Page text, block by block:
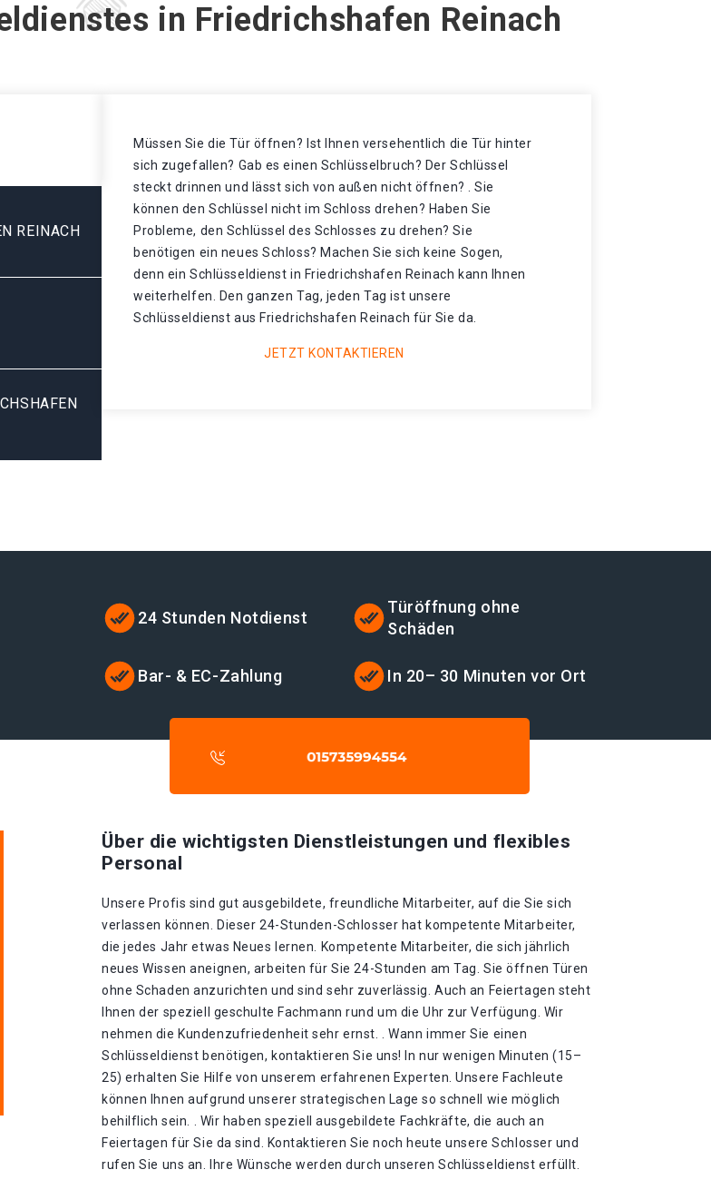
in Friedrichshafen Reinach
REINACH
Müssen Sie die Tür öffnen? Ist Ihnen versehentlich die Tür hinter
sich zugefallen? Gab es einen Schlüsselbruch? Der Schlüssel
steckt drinnen und lässt sich von außen nicht öffnen? . Sie
können den Schlüssel nicht im Schloss drehen? Haben Sie
Probleme, den Schlüssel des Schlosses zu drehen? Sie
benötigen ein neues Schloss? Machen Sie sich keine Sogen,
denn ein Schlüsseldienst in Friedrichshafen Reinach kann Ihnen
weiterhelfen. Den ganzen Tag, jeden Tag ist unsere
Schlüsseldienst aus Friedrichshafen Reinach für Sie da.
JETZT KONTAKTIEREN
24 Stunden Notdienst
Türöffnung ohne
Schäden
Bar- & EC-Zahlung In 20– 30 Minuten vor Ort
Über die wichtigsten Dienstleistungen und flexibles
Personal
Unsere Profis sind gut ausgebildete, freundliche Mitarbeiter, auf die Sie sich
verlassen können. Dieser 24-Stunden-Schlosser hat kompetente Mitarbeiter,
die jedes Jahr etwas Neues lernen. Kompetente Mitarbeiter, die sich jährlich
neues Wissen aneignen, arbeiten für Sie 24-Stunden am Tag. Sie öffnen Türen
ohne Schaden anzurichten und sind sehr zuverlässig. Auch an Feiertagen steht
Ihnen der speziell geschulte Fachmann rund um die Uhr zur Verfügung. Wir
nehmen die Kundenzufriedenheit sehr ernst. . Wann immer Sie einen
Schlüsseldienst benötigen, kontaktieren Sie uns! In nur wenigen Minuten (15–
25) erhalten Sie Hilfe von unserem erfahrenen Experten. Unsere Fachleute
können Ihnen aufgrund unserer strategischen Lage so schnell wie möglich
behilflich sein. . Wir haben speziell ausgebildete Fachkräfte, die auch an
Feiertagen für Sie da sind. Kontaktieren Sie noch heute unsere Schlosser und
rufen Sie uns an. Ihre Wünsche werden durch unseren Schlüsseldienst erfüllt.